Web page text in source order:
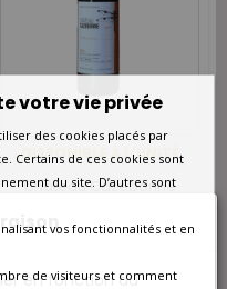
en fonction du
DISPONIBLE À L'UNITÉ
Château Cazebonne
votre vie privée
des cookies placés par
Certains de ces cookies sont
du site. D’autres sont
vos fonctionnalités et en
de visiteurs et comment